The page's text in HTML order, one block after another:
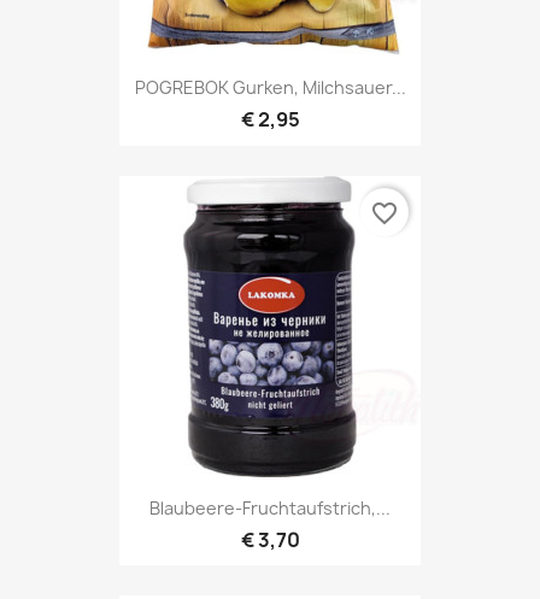
POGREBOK Gurken, Milchsauer...
€ 2,95
Blaubeere-Fruchtaufstrich,...
€ 3,70
favorite_border